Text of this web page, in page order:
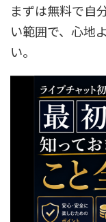
まずは無料で自
い範囲で、心地
い。